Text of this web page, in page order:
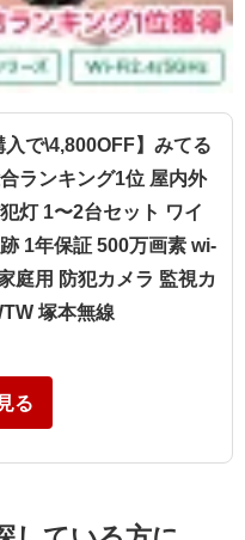
入で\4,800OFF】みてる
ランキング1位 屋内外
灯 1〜2台セット ワイ
1年保証 500万画素 wi-
庭用 防犯カメラ 監視カ
塚本無線
る